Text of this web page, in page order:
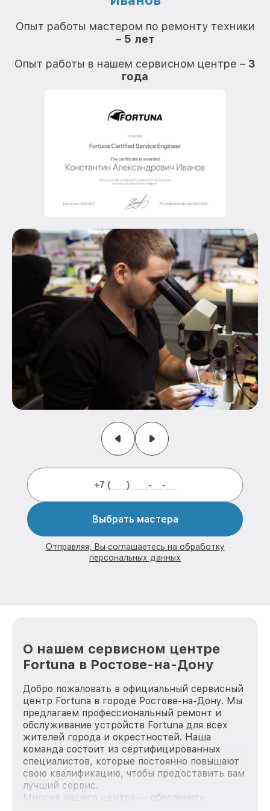
Опыт работы мастером по ремонту техники
– 5 лет
Опыт работы в нашем сервисном центре – 3
года
Выбрать мастера
Отправляя, Вы соглашаетесь на обработку
персональных данных
О нашем сервисном центре
Fortuna в Ростове-на-Дону
Добро пожаловать в официальный сервисный
центр Fortuna в городе Ростове-на-Дону. Мы
предлагаем профессиональный ремонт и
обслуживание устройств Fortuna для всех
жителей города и окрестностей. Наша
команда состоит из сертифицированных
специалистов, которые постоянно повышают
свою квалификацию, чтобы предоставить вам
лучший сервис.
Миссия нашего центра — обеспечить